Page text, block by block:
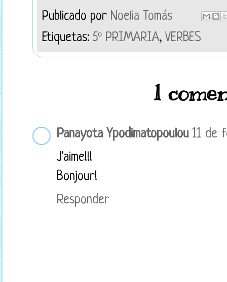
Publicado por Noelia Tomás
Etiquetas:5º PRIMARIA, VERBES
1
Panayota Ypodimatopoulou 11 de
J'aime!!!
Bonjour!
Responder